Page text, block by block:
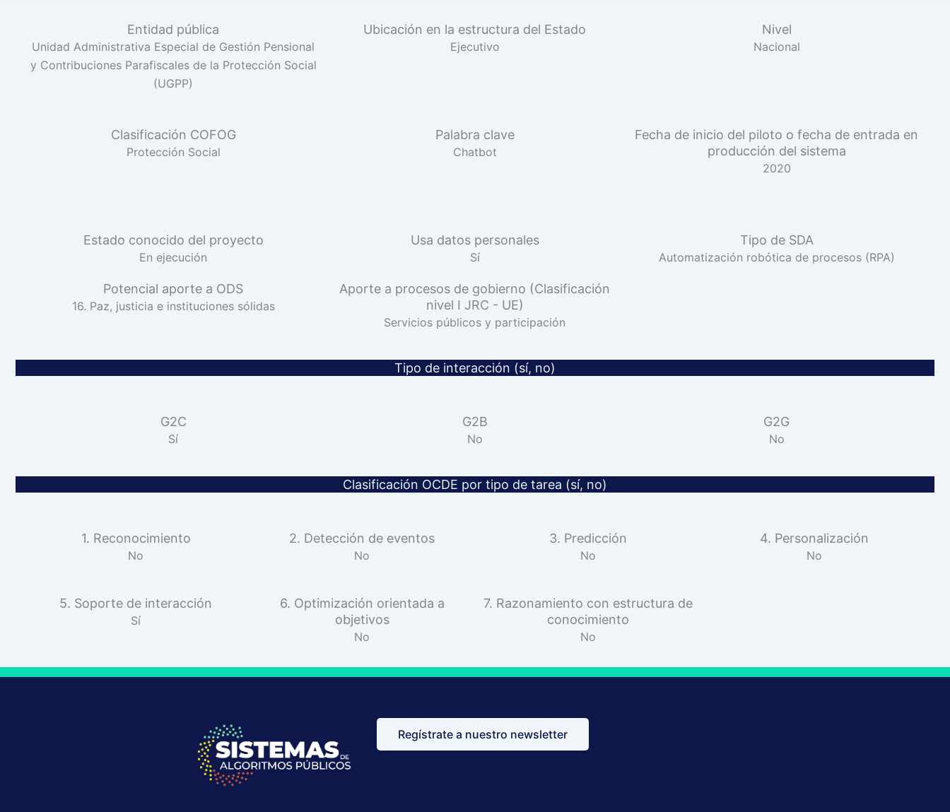
Entidad pública
Unidad Administrativa Especial de Gestión Pensional
y Contribuciones Parafiscales de la Protección Social
(UGPP)
Ubicación en la estructura del Estado
Ejecutivo
Nivel
Nacional
Clasificación COFOG
Protección Social
Palabra clave
Chatbot
Fecha de inicio del piloto o fecha de entrada en
producción del sistema
2020
Estado conocido del proyecto
En ejecución
Usa datos personales
Sí
Tipo de SDA
Automatización robótica de procesos (RPA)
Potencial aporte a ODS
16. Paz, justicia e instituciones sólidas
Aporte a procesos de gobierno (Clasificación
nivel I JRC - UE)
Servicios públicos y participación
Tipo de interacción (sí, no)
G2C
Sí
G2B
No
G2G
No
Clasificación OCDE por tipo de tarea (sí, no)
1. Reconocimiento
No
2. Detección de eventos
No
3. Predicción
No
4. Personalización
No
5. Soporte de interacción
Sí
6. Optimización orientada a
objetivos
No
7. Razonamiento con estructura de
conocimiento
No
Regístrate a nuestro newsletter